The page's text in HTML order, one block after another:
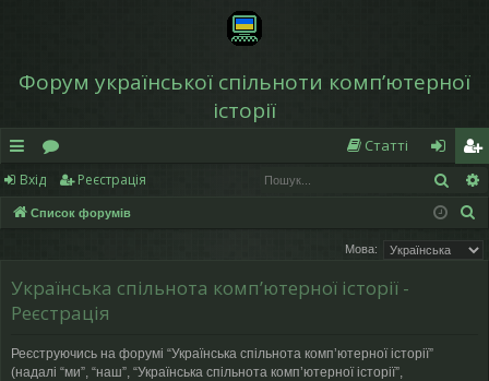
Форум української спільноти компʼютерної
історії
в
и
и
й
д
о
ру
и
Статті
хі
д
еє
ст
р
Вхід Реєстрація
Список форумів
Мова:
Українська спільнота компʼютерної історії -
Реєстрація
Реєструючись на форумі “Українська спільнота компʼютерної історії”
(надалі “ми”, “наш”, “Українська спільнота компʼютерної історії”,